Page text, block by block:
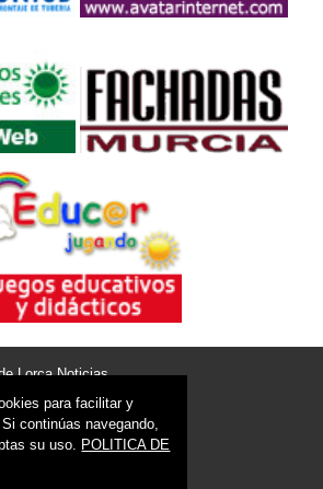
Lorca Noticias
para facilitar y
continúas navegando,
su uso. POLITICA DE